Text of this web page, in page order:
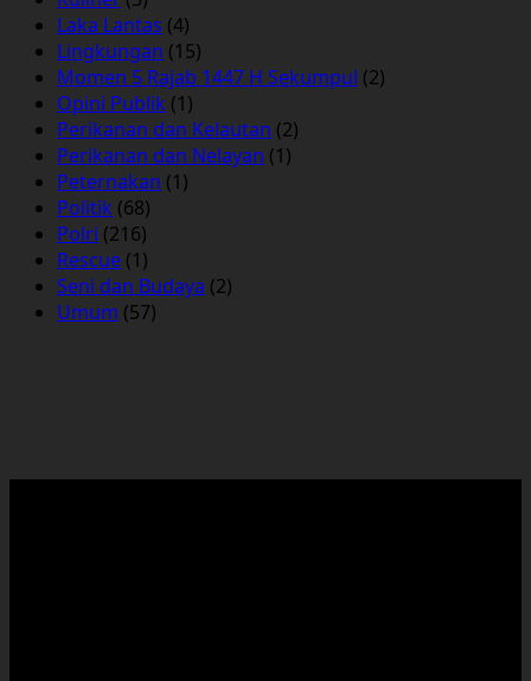
Laka Lantas (4)
Lingkungan (15)
Momen 5 Rajab 1447 H Sekumpul (2)
Opini Publik (1)
Perikanan dan Kelautan (2)
Perikanan dan Nelayan (1)
Peternakan (1)
Politik (68)
Polri (216)
Rescue (1)
Seni dan Budaya (2)
Umum (57)